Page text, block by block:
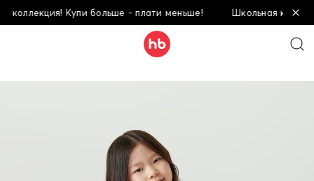
коллекция! Купи больше - плати меньше! Школьная